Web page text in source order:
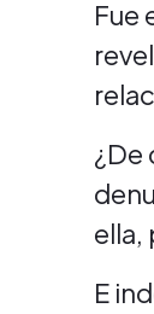
Fue
¿De
ella,
E